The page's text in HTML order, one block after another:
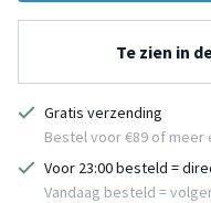
Te zien in
Gratis verzending
Bestel voor €89 of
Voor 23:00 besteld =
Vandaag besteld =